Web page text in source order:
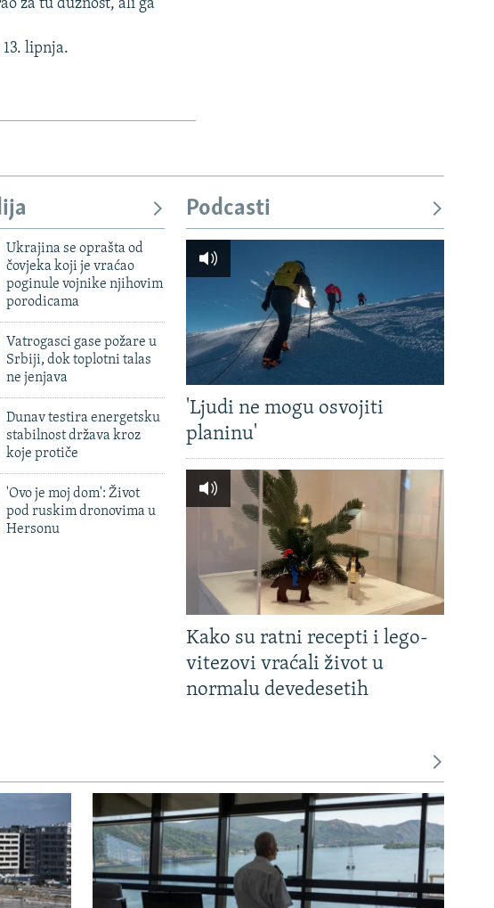
za tu dužnost, ali ga
lipnja.
Ukrajina se oprašta od
čovjeka koji je vraćao
poginule vojnike njihovim
porodicama
Vatrogasci gase požare u
Srbiji, dok toplotni talas
ne jenjava
Dunav testira energetsku
stabilnost država kroz
koje protiče
'Ovo je moj dom': Život
pod ruskim dronovima u
Hersonu
Podcasti
'Ljudi ne mogu osvojiti
planinu'
Kako su ratni recepti i lego-
vitezovi vraćali život u
normalu devedesetih